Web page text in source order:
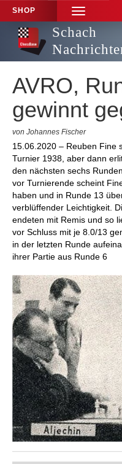
SHOP
TOGGLE
NAVIGATION
Schach
AVRO,
gewinnt
von Johannes Fischer
15.06.2020 – Reuben Fine
Turnier 1938, aber dann
den nächsten sechs
vor Turnierende scheint
haben und in Runde 13
verblüffender Leichtigkeit.
endeten mit Remis und so
vor Schluss mit je 8.0/13
in der letzten Runde
ihrer Partie aus Runde 6